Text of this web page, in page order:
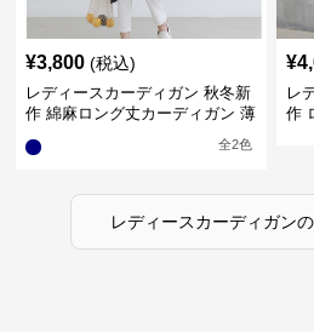
¥3,800 (税込)
レディースカーディガン 秋冬新
作 綿麻ロング丈カーディガン 薄
全2色
¥
レ
作
レディースカーディガンの